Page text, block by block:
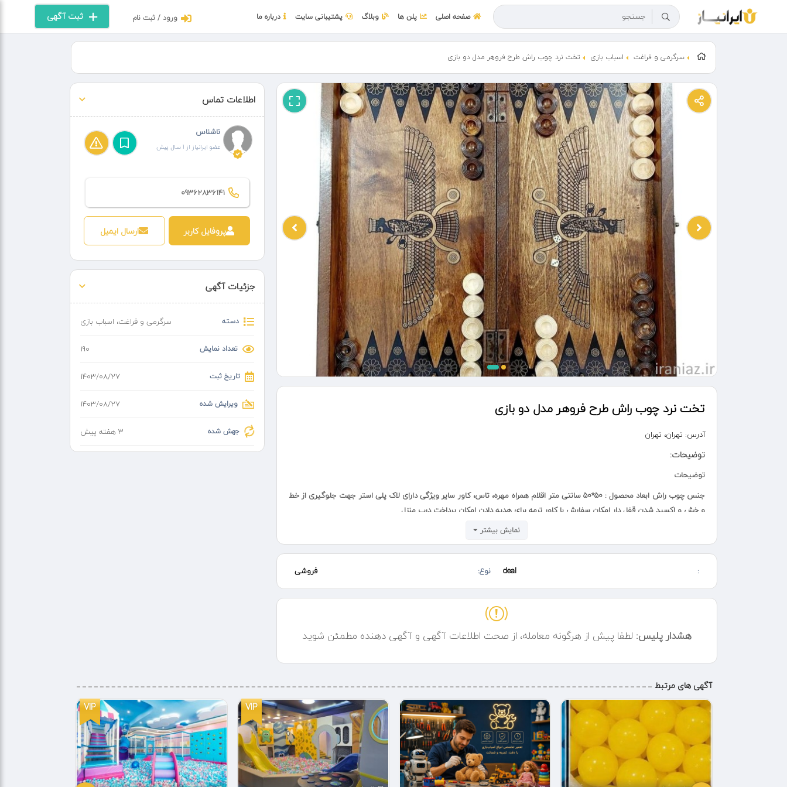
ثبت آگهی ورود / ثبت نام صفحه اصلی پلن ها وبلاگ پشتیبانی سایت درباره ما
سرگرمی و فراغت اسباب بازی تخت نرد چوب راش طرح فروهر مدل دو بازی
تخت نرد چوب راش طرح فروهر مدل دو بازی
آدرس: تهران، تهران
توضیحات:
توضیحات
جنس چوب راش ابعاد محصول : 50*50 سانتی متر اقلام همراه مهره، تاس، کاور سایر ویژگی دارای لاک پلی استر جهت جلوگیری از خط
و خش و اکسید شدن قفل دار امکان سفارش با کاور ترمه برای هدیه دادن امکان پرداخت درب منزل
برای مشاهده و خرید این محصول و سایر تخته نردهای اصل و جدید با امکان پرداخت در محل به بخش بازیهای بزرگسالان در سایت .
Hapisho com مراجعه کنید و تجربه ای مطمئن و لذت بخش از
نمایش بیشتر
:
deal نوع: فروشی
هشدار پلیس: لطفا پیش از هرگونه معامله، از صحت اطلاعات آگهی و آگهی دهنده مطمئن شوید
اطلاعات تماس
ناشناس
عضو ایرانیاز از 1 سال پیش
09362836141
پروفایل کاربر ارسال ایمیل
جزئیات آگهی
دسته سرگرمی و فراغت، اسباب بازی
تعداد نمایش 190
تاریخ ثبت ۱۴۰۳/۰۸/۲۷
ویرایش شده ۱۴۰۳/۰۸/۲۷
جهش شده 3 هفته پیش
آگهی های مرتبط
VIP VIP